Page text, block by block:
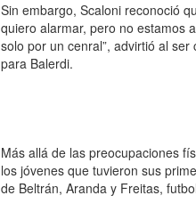
Sin embargo, Scaloni reconoció
quiero alarmar, pero no estamos
solo por un cenral”, advirtió al
para Balerdi.
Más allá de las preocupaciones
los jóvenes que tuvieron sus
de Beltrán, Aranda y Freitas,